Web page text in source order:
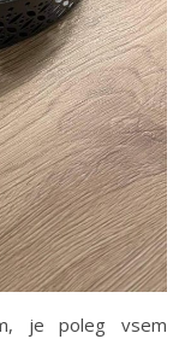
je poleg vsem